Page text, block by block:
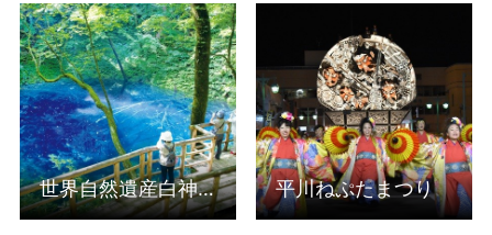
世界自然遺産白神山地
の麓「青池」 の詳細は
こちら
世界自然遺産白神山地の麓「青池」
細はこちら
平川ねぷたまつり